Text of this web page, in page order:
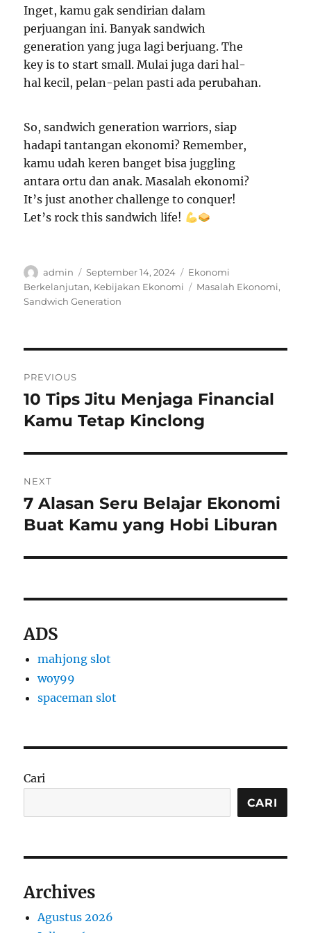
Inget, kamu gak sendirian dalam
perjuangan ini. Banyak sandwich
generation yang juga lagi berjuang. The
key is to start small. Mulai juga dari hal-
hal kecil, pelan-pelan pasti ada perubahan.
So, sandwich generation warriors, siap
hadapi tantangan ekonomi? Remember,
kamu udah keren banget bisa juggling
antara ortu dan anak. Masalah ekonomi?
It’s just another challenge to conquer!
Let’s rock this sandwich life!
Author
admin
Posted
on
September 14, 2024 Categories
Ekonomi
Berkelanjutan, Kebijakan Ekonomi Tags
Masalah Ekonomi,
Sandwich Generation
pos
PREVIOUS
Previous
post:
10 Tips Jitu Menjaga Financial
Kamu Tetap Kinclong
NEXT
Next
post:
7 Alasan Seru Belajar Ekonomi
Buat Kamu yang Hobi Liburan
ADS
mahjong slot
woy99
spaceman slot
Cari
CARI
Archives
Agustus 2026